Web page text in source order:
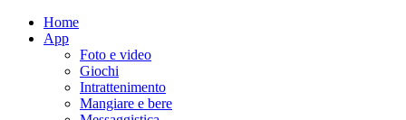
Home
App
Foto e video
Giochi
Intrattenimento
Mangiare e bere